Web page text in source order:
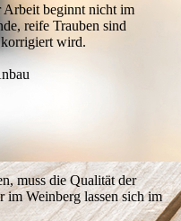
Arbeit beginnt nicht im
reife Trauben sind
wird.
muss die Qualität der
im Weinberg lassen sich im